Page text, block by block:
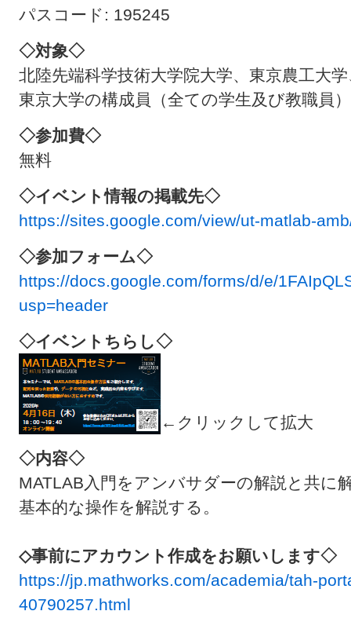
パスコード: 195245
◇対象◇
北陸先端科学技術大学院大学、東京農工大
東京大学の構成員（全ての学生及び教職員）
◇参加費◇
無料
◇イベント情報の掲載先◇
https://sites.google.com/view/ut-matlab-
◇参加フォーム◇
https://docs.google.com/forms/d/e/
usp=header
◇イベントちらし◇
←クリックして拡大
◇内容◇
MATLAB入門をアンバサダーの解説と共に
基本的な操作を解説する。
◇事前にアカウント作成をお願いします◇
https://jp.mathworks.com/academia/tah-
40790257.html